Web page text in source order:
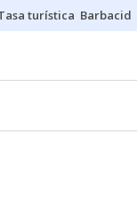
turística Barbacid